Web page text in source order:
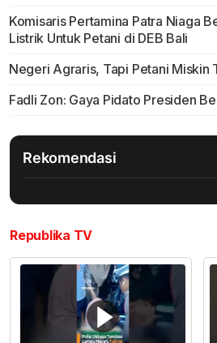
Komisaris Pertamina Patra Niaga
Listrik Untuk Petani di DEB Bali
Negeri Agraris, Tapi Petani Miskin
Fadli Zon: Gaya Pidato Presiden
Rekomendasi
Republika TV